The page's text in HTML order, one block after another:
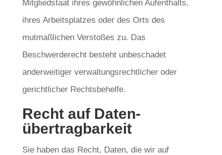
Mitgliedstaat ihres gewöhnlichen Aufenthalts,
ihres Arbeitsplatzes oder des Orts des
mutmaßlichen Verstoßes zu. Das
Beschwerderecht besteht unbeschadet
anderweitiger verwaltungsrechtlicher oder
gerichtlicher Rechtsbehelfe.
Recht auf Daten­
übertrag­barkeit
Sie haben das Recht, Daten, die wir auf